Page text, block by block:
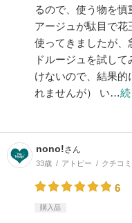
るので、使う物を
アージュが駄目で
使ってきましたが、
ドルージュを試し
けないので、結果的
れませんが） い…
nono!さん
33歳 アトピー クチコ
6
購入品